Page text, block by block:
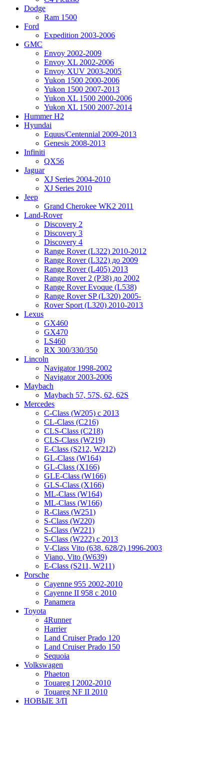
Dodge
Ram 1500
Ford
Expedition 2003-2006
GMC
Envoy 2002-2009
Envoy XL 2002-2006
Envoy XUV 2003-2005
Yukon 1500 2000-2006
Yukon 1500 2007-2013
Yukon XL 1500 2000-2006
Yukon XL 1500 2007-2014
Hummer H2
Hyundai
Equus/Centennial 2009-2013
Genesis 2008-2013
Infiniti
QX56
Jaguar
XJ Series 2004-2010
XJ Series 2010
Jeep
Grand Cherokee WK2 2011
Land-Rover
Discovery 2
Discovery 3
Discovery 4
Range Rover (L322) 2010-2012
Range Rover (L322) до 2009
Range Rover (L405) 2013
Range Rover 2 (P38) до 2002
Range Rover Evoque (L538)
Range Rover SP (L320) 2005-
Rover Sport (L320) 2010-2013
Lexus
GX460
GX470
LS460
RX 300/330/350
Lincoln
Navigator 1998-2002
Navigator 2003-2006
Maybach
Maybach 57, 57S, 62, 62S
Mercedes
C-Class (W205) с 2013
CL-Class (C216)
CLS-Class (C218)
CLS-Class (W219)
E-Class (S212, W212)
GL-Class (W164)
GL-Class (X166)
GLE-Class (W166)
GLS-Class (X166)
ML-Class (W164)
ML-Class (W166)
R-Class (W251)
S-Class (W220)
S-Class (W221)
S-Class (W222) с 2013
V-Class Vito (638, 628/2) 1996-2003
Viano, Vito (W639)
Е-Class (S211, W211)
Porsche
Cayenne 955 2002-2010
Cayenne II 958 с 2010
Panamera
Toyota
4Runner
Harrier
Land Cruiser Prado 120
Land Cruiser Prado 150
Sequoia
Volkswagen
Phaeton
Touareg I 2002-2010
Touareg NF II 2010
НОВЫЕ З/П